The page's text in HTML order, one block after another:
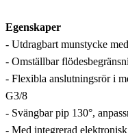
Egenskaper
- Utdragbart munstycke
- Omställbar
- Flexibla anslutningsrör i
G3/8
- Svängbar pip 130°,
- Med integrerad